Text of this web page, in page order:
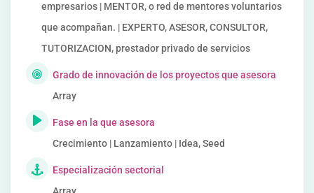
empresarios | MENTOR, o red de mentores voluntarios
que acompañan. | EXPERTO, ASESOR, CONSULTOR,
TUTORIZACION, prestador privado de servicios
Grado de innovación de los proyectos que asesora
Array
Fase en la que asesora
Crecimiento | Lanzamiento | Idea, Seed
Especialización sectorial